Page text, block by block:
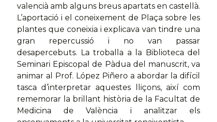
valencià amb alguns breus apartats en castellà.
L’aportació i el coneixement de Plaça sobre les
plantes que coneixia i explicava van tindre una
gran repercussió i no van passar
desapercebuts. La troballa a la Biblioteca del
Seminari Episcopal de Pàdua del manuscrit, va
animar al Prof. López Piñero a abordar la difícil
tasca d’interpretar aquestes lliçons, així com
rememorar la brillant història de la Facultat de
Medicina de València i analitzar els